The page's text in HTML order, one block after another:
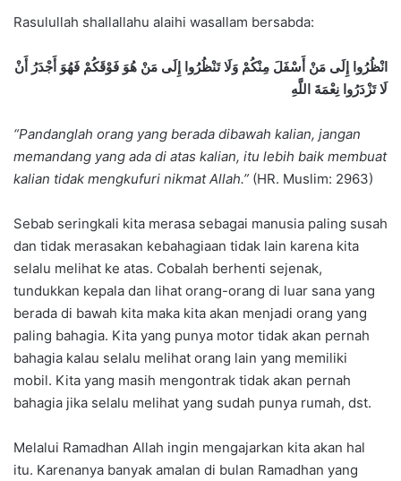
Rasulullah shallallahu alaihi wasallam bersabda:
انْظُرُوا إِلَى مَنْ أَسْفَلَ مِنْكُمْ وَلَا تَنْظُرُوا إِلَى مَنْ هُوَ فَوْقَكُمْ فَهُوَ أَجْدَرُ أَنْ
لَا تَزْدَرُوا نِعْمَةَ اللَّهِ
“Pandanglah orang yang berada dibawah kalian, jangan
memandang yang ada di atas kalian, itu lebih baik membuat
kalian tidak mengkufuri nikmat Allah.” (HR. Muslim: 2963)
Sebab seringkali kita merasa sebagai manusia paling susah
dan tidak merasakan kebahagiaan tidak lain karena kita
selalu melihat ke atas. Cobalah berhenti sejenak,
tundukkan kepala dan lihat orang-orang di luar sana yang
berada di bawah kita maka kita akan menjadi orang yang
paling bahagia. Kita yang punya motor tidak akan pernah
bahagia kalau selalu melihat orang lain yang memiliki
mobil. Kita yang masih mengontrak tidak akan pernah
bahagia jika selalu melihat yang sudah punya rumah, dst.
Melalui Ramadhan Allah ingin mengajarkan kita akan hal
itu. Karenanya banyak amalan di bulan Ramadhan yang